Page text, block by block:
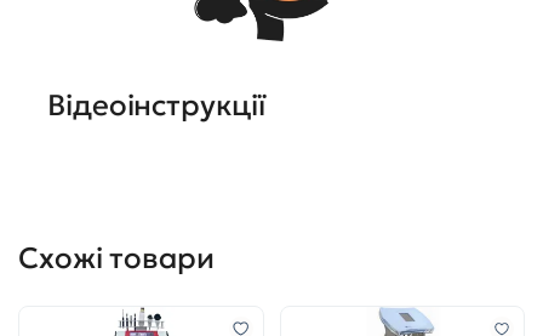
Відеоінструкції
Схожі товари